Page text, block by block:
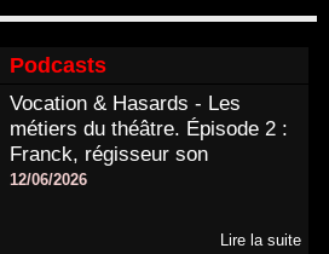
Podcasts
Vocation & Hasards - Les
métiers du théâtre. Épisode 2 :
Franck, régisseur son
12/06/2026
Lire la suite